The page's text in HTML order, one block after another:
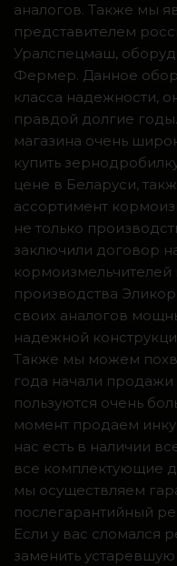
аналогов. Также мы
представителем
Уралспецмаш,
Фермер. Данное
класса надежности,
правдой долгие
магазина очень
купить
цене в Беларуси,
ассортимент
не только
заключили договор
производства
своих аналогов
надежной
Также мы можем
года начали
пользуются очень
момент продаем
нас есть в наличии
все комплектующие
мы осуществляем
послегарантийный
Если у вас сломался
заменить